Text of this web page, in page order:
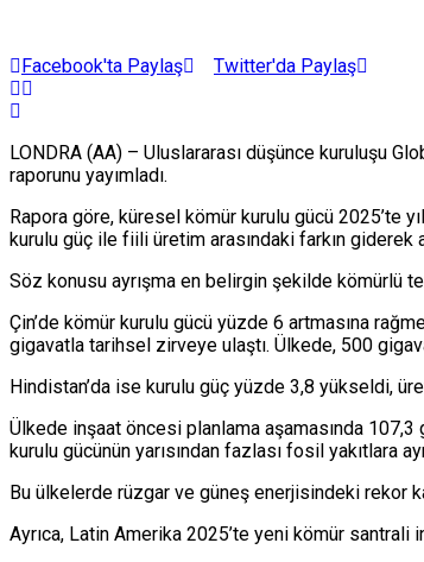
Facebook'ta Paylaş Twitter'da Paylaş
LONDRA (AA) – Uluslararası düşünce kuruluşu
raporunu yayımladı.
Rapora göre, küresel kömür kurulu gücü 2025’te
kurulu güç ile fiili üretim arasındaki farkın giderek
Söz konusu ayrışma en belirgin şekilde kömürlü
Çin’de kömür kurulu gücü yüzde 6 artmasına
gigavatla tarihsel zirveye ulaştı. Ülkede, 500
Hindistan’da ise kurulu güç yüzde 3,8 yükseldi,
Ülkede inşaat öncesi planlama aşamasında
kurulu gücünün yarısından fazlası fosil yakıtlara
Bu ülkelerde rüzgar ve güneş enerjisindeki rekor
Ayrıca, Latin Amerika 2025’te yeni kömür santrali